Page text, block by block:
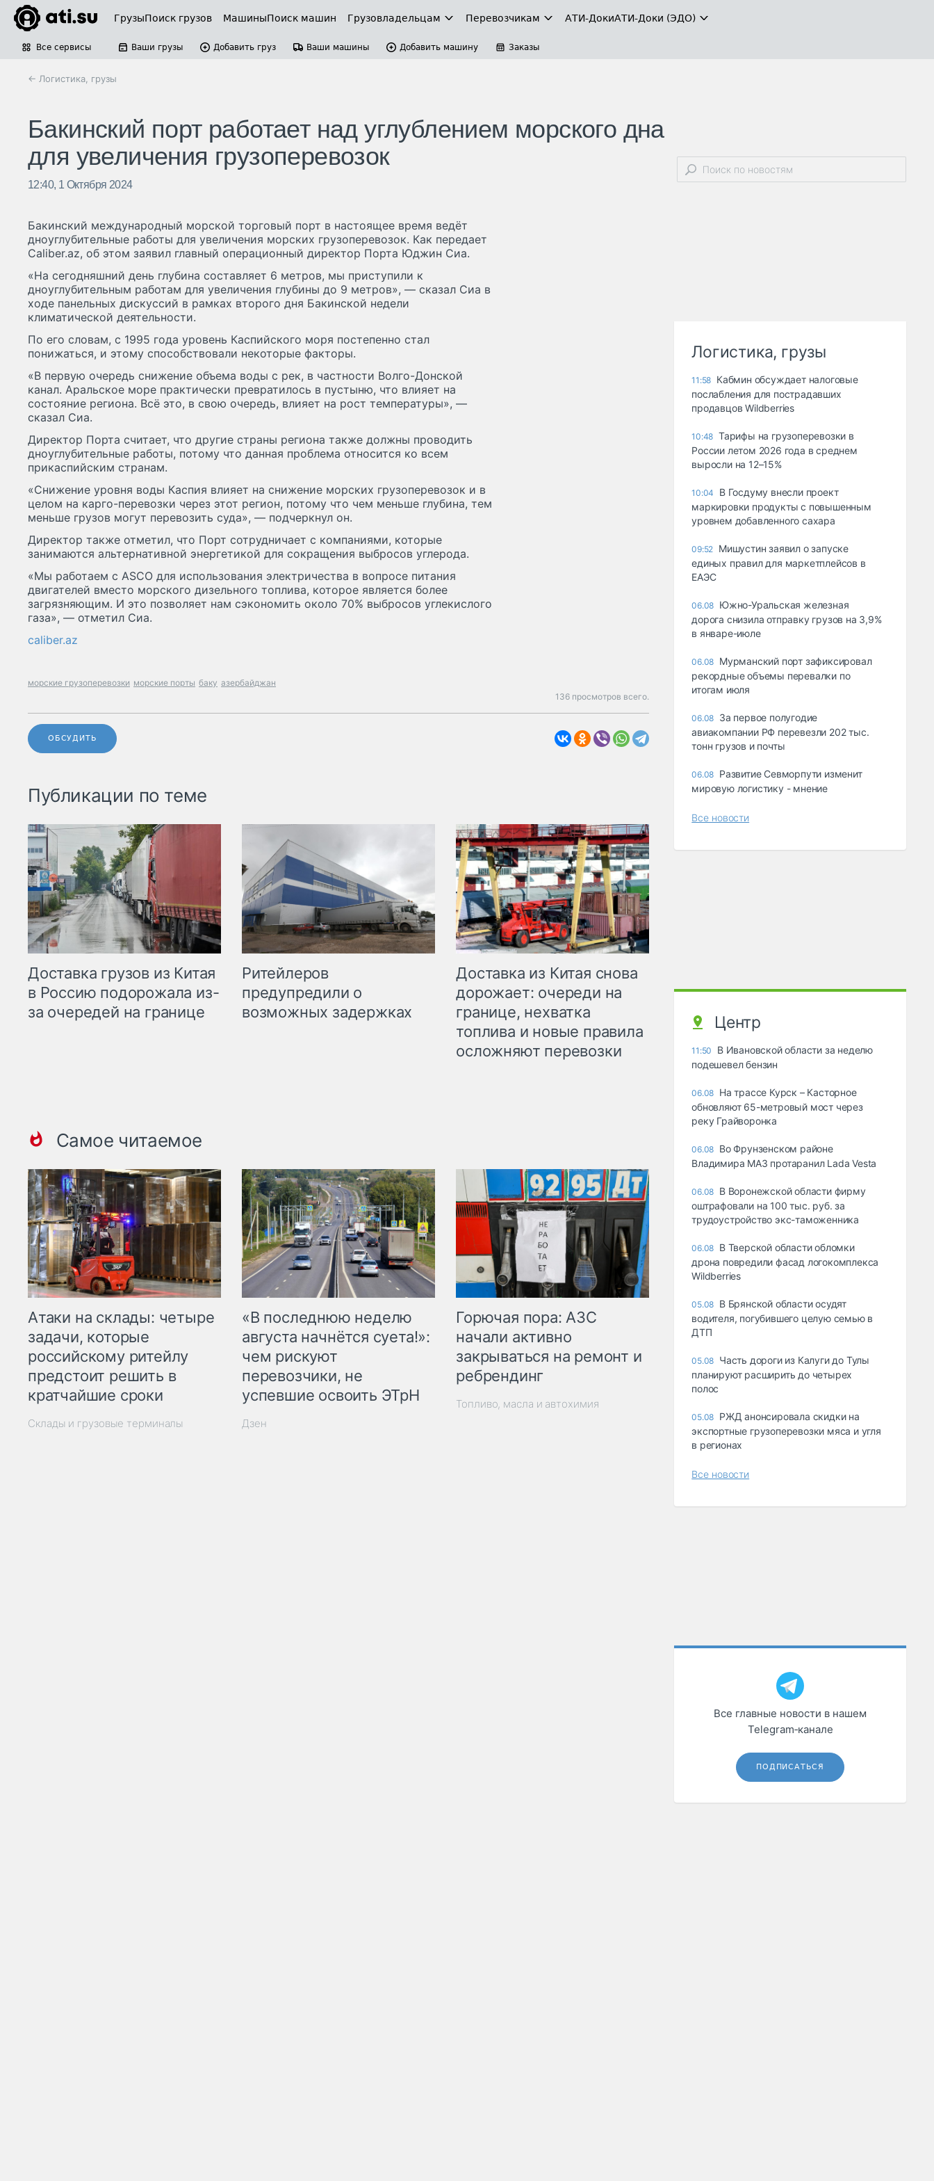
ГрузыПоиск грузов МашиныПоиск машин Грузовладельцам Перевозчикам АТИ-ДокиАТИ-Доки (ЭДО)
Все сервисы Ваши грузы Добавить груз Ваши машины Добавить машину Заказы
← Логистика, грузы
Бакинский порт работает над углублением морского дна
для увеличения грузоперевозок
12:40, 1 Октября 2024
Бакинский международный морской торговый порт в настоящее время ведёт
дноуглубительные работы для увеличения морских грузоперевозок. Как передает
Caliber.az, об этом заявил главный операционный директор Порта Юджин Сиа.
«На сегодняшний день глубина составляет 6 метров, мы приступили к
дноуглубительным работам для увеличения глубины до 9 метров», — сказал Сиа в
ходе панельных дискуссий в рамках второго дня Бакинской недели
климатической деятельности.
По его словам, с 1995 года уровень Каспийского моря постепенно стал
понижаться, и этому способствовали некоторые факторы.
«В первую очередь снижение объема воды с рек, в частности Волго-Донской
канал. Аральское море практически превратилось в пустыню, что влияет на
состояние региона. Всё это, в свою очередь, влияет на рост температуры», —
сказал Сиа.
Директор Порта считает, что другие страны региона также должны проводить
дноуглубительные работы, потому что данная проблема относится ко всем
прикаспийским странам.
«Снижение уровня воды Каспия влияет на снижение морских грузоперевозок и в
целом на карго-перевозки через этот регион, потому что чем меньше глубина, тем
меньше грузов могут перевозить суда», — подчеркнул он.
Директор также отметил, что Порт сотрудничает с компаниями, которые
занимаются альтернативной энергетикой для сокращения выбросов углерода.
«Мы работаем с ASCO для использования электричества в вопросе питания
двигателей вместо морского дизельного топлива, которое является более
загрязняющим. И это позволяет нам сэкономить около 70% выбросов углекислого
газа», — отметил Сиа.
caliber.az
морские грузоперевозки морские порты баку азербайджан
136 просмотров всего.
ОБСУДИТЬ
Публикации по теме
Доставка грузов из Китая
в Россию подорожала из-
за очередей на границе
Ритейлеров
предупредили о
возможных задержках
Доставка из Китая снова
дорожает: очереди на
границе, нехватка
топлива и новые правила
осложняют перевозки
Самое читаемое
Атаки на склады: четыре
задачи, которые
российскому ритейлу
предстоит решить в
кратчайшие сроки
Склады и грузовые терминалы
«В последнюю неделю
августа начнётся суета!»:
чем рискуют
перевозчики, не
успевшие освоить ЭТрН
Дзен
Горючая пора: АЗС
начали активно
закрываться на ремонт и
ребрендинг
Топливо, масла и автохимия
Логистика, грузы
11:58 Кабмин обсуждает налоговые
послабления для пострадавших
продавцов Wildberries
10:48 Тарифы на грузоперевозки в
России летом 2026 года в среднем
выросли на 12–15%
10:04
В Госдуму внесли проект
маркировки продукты с повышенным
уровнем добавленного сахара
09:52 Мишустин заявил о запуске
единых правил для маркетплейсов в
ЕАЭС
06.08 Южно-Уральская железная
дорога снизила отправку грузов на 3,9%
в январе-июле
06.08 Мурманский порт зафиксировал
рекордные объемы перевалки по
итогам июля
06.08 За первое полугодие
авиакомпании РФ перевезли 202 тыс.
тонн грузов и почты
06.08 Развитие Севморпути изменит
мировую логистику - мнение
Все новости
Центр
11:50
В Ивановской области за неделю
подешевел бензин
06.08 На трассе Курск – Касторное
обновляют 65-метровый мост через
реку Грайворонка
06.08 Во Фрунзенском районе
Владимира МАЗ протаранил Lada Vesta
06.08 В Воронежской области фирму
оштрафовали на 100 тыс. руб. за
трудоустройство экс-таможенника
06.08 В Тверской области обломки
дрона повредили фасад логокомплекса
Wildberries
05.08 В Брянской области осудят
водителя, погубившего целую семью в
ДТП
05.08 Часть дороги из Калуги до Тулы
планируют расширить до четырех
полос
05.08 РЖД анонсировала скидки на
экспортные грузоперевозки мяса и угля
в регионах
Все новости
Все главные новости в нашем
Telegram‑канале
ПОДПИСАТЬСЯ